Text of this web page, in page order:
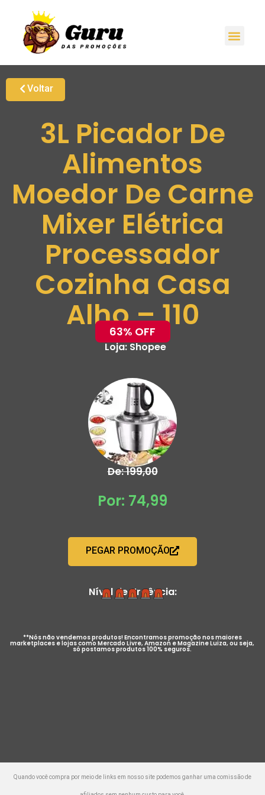
Voltar
3L Picador De
Alimentos
Moedor De Carne
Mixer Elétrica
Processador
Cozinha Casa
Alho – 110
63% OFF
Loja:Shopee
De: 199,00
Por: 74,99
PEGAR PROMOÇÃO
Nível de Urgência:
**Nós não vendemos produtos! Encontramos promoção nos maiores
marketplaces e lojas como Mercado Livre, Amazon e Magazine Luiza, ou seja,
só postamos produtos 100% seguros.
Quando você compra por meio de links em nosso site podemos ganhar uma comissão de